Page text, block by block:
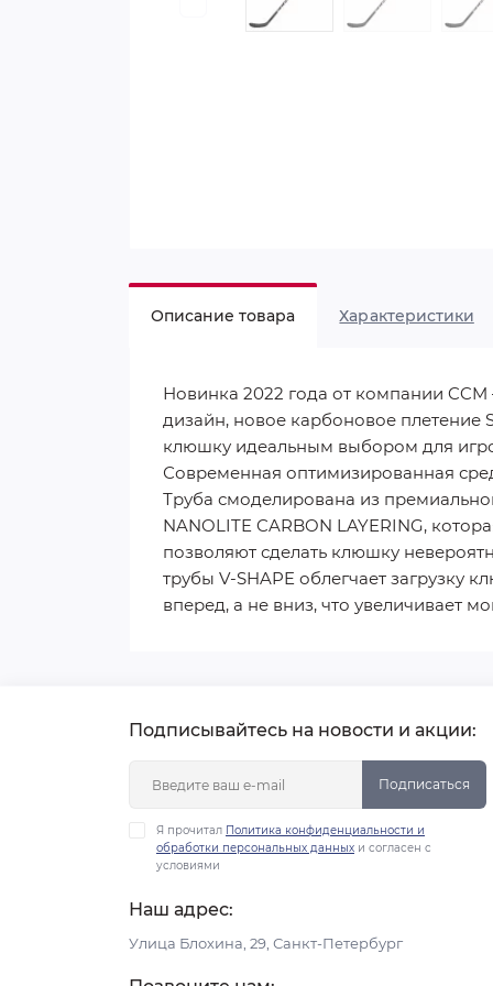
Описание товара Характеристики
Новинка 2022 года от компании
дизайн, новое карбоновое плетение
клюшку идеальным выбором для
Современная оптимизированная
Труба смоделирована из
NANOLITE CARBON LAYERING,
позволяют сделать клюшку
трубы V-SHAPE облегчает загрузку
вперед, а не вниз, что увеличивает
Подписывайтесь на новости и акции:
Подписаться
Я прочитал Политика конфиденциальности и
обработки персональных данных и согласен с
условиями
Наш адрес:
Улица Блохина, 29, Санкт-Петербург